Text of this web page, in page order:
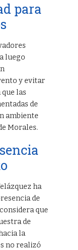
para
luego
y evitar
las
de
ambiente
Morales.
ha
de
que
de
la
no realizó